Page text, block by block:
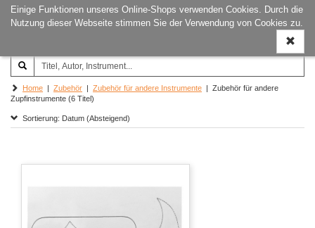
Einige Funktionen unseres Online-Shops verwenden Cookies. Durch die
Nutzung dieser Webseite stimmen Sie der Verwendung von Cookies zu.
ein-/
Joachim‐Trekel‐Musikverlag,
Hamburg
Home | Zubehör | Zubehör für andere Instrumente | Zubehör für andere
Zupfinstrumente (6 Titel)
Sortierung: Datum (Absteigend)